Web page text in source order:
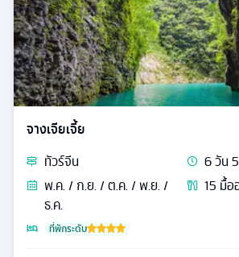
จางเจียเจี้ย
ทัวร์จีน 6วัน5
พ.ค. / ก.ย. / ต.ค. / พ.ย. /
ธ.ค.
15 มื้อ
ที่พักระดับ